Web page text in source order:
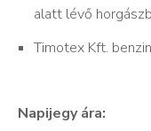
alatt lévő
Timotex Kft.
Napijegy ára: